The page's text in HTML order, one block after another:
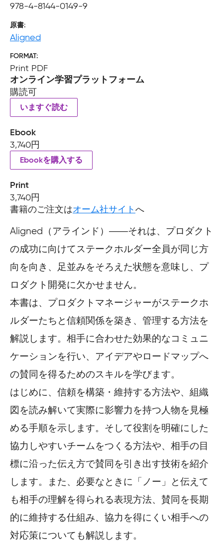
978-4-8144-0149-9
原書
Aligned
FORMAT
Print PDF
オンライン学習プラットフォーム
購読可
いますぐ読む
Ebook
3,740円
Ebookを購入する
Print
3,740円
書籍のご注文はオーム社サイトへ
Aligned（アラインド）――それは、プロダクト
の成功に向けてステークホルダー全員が同じ方
向を向き、足並みをそろえた状態を意味し、プ
ロダクト開発に欠かせません。
本書は、プロダクトマネージャーがステークホ
ルダーたちと信頼関係を築き、管理する方法を
解説します。相手に合わせた効果的なコミュニ
ケーションを行い、アイデアやロードマップへ
の賛同を得るためのスキルを学びます。
はじめに、信頼を構築・維持する方法や、組織
図を読み解いて実際に影響力を持つ人物を見極
める手順を示します。そして役割を明確にした
協力しやすいチームをつくる方法や、相手の目
標に沿った伝え方で賛同を引き出す技術を紹介
します。また、必要なときに「ノー」と伝えて
も相手の理解を得られる表現方法、賛同を長期
的に維持する仕組み、協力を得にくい相手への
対応策についても解説します。